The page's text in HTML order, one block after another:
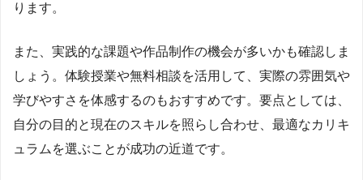
ります。
また、実践的な課題や作品制作の機会が多いかも確認しま
しょう。体験授業や無料相談を活用して、実際の雰囲気や
学びやすさを体感するのもおすすめです。要点としては、
自分の目的と現在のスキルを照らし合わせ、最適なカリキ
ュラムを選ぶことが成功の近道です。